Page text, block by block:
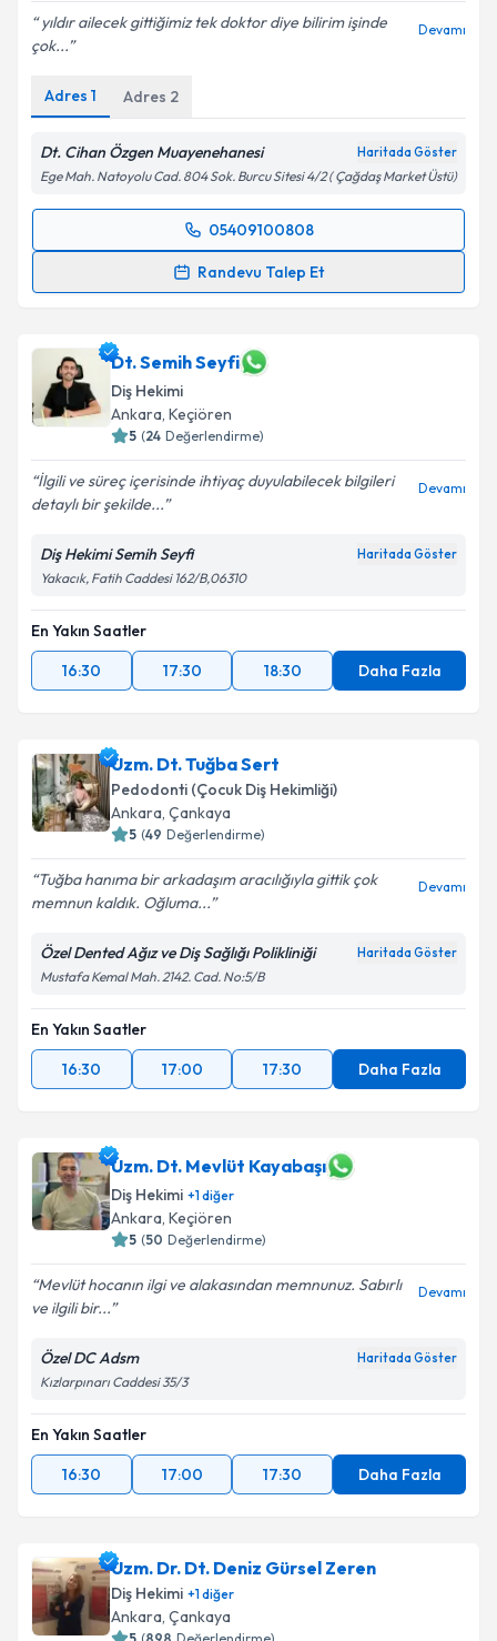
kapsamda işlenmesini kabul ediyorum.
Takvim Talebini Gönder
yıldır ailecek gittiğimiz tek doktor diye bilirim işinde
çok...
Devamı
Adres 1 Adres 2
Dt. Cihan Özgen Muayenehanesi Haritada Göster
Ege Mah. Natoyolu Cad. 804 Sok. Burcu Sitesi 4/2 ( Çağdaş Market Üstü)
05409100808
Randevu Talep Et
Randevu Takvimi Talebi
takvim hazırlandığında e-posta ile bilgilendireceğiz.
E-posta Adresiniz
Kişisel verilerimin işlenmesine ilişkin
kapsamda işlenmesini kabul ediyorum.
Dt. Semih Seyfi
Diş Hekimi
Ankara, Keçiören
5 (24 Değerlendirme)
İlgili ve süreç içerisinde ihtiyaç duyulabilecek bilgileri
detaylı bir şekilde...
Devamı
Diş Hekimi Semih Seyfi Haritada Göster
Yakacık, Fatih Caddesi 162/B,06310
En Yakın Saatler
16:30
17:30 18:30 Daha Fazla
Uzm. Dt. Tuğba Sert
Pedodonti (Çocuk Diş Hekimliği)
Ankara, Çankaya
5 (49 Değerlendirme)
Tuğba hanıma bir arkadaşım aracılığıyla gittik çok
memnun kaldık. Oğluma...
Devamı
Özel Dented Ağız ve Diş Sağlığı Polikliniği Haritada Göster
Mustafa Kemal Mah. 2142. Cad. No:5/B
En Yakın Saatler
16:30
17:00 17:30 Daha Fazla
Uzm. Dt. Mevlüt Kayabaşı
Diş Hekimi +1diğer
Ankara, Keçiören
5 (50 Değerlendirme)
Mevlüt hocanın ilgi ve alakasından memnunuz. Sabırlı
ve ilgili bir...
Devamı
Özel DC Adsm Haritada Göster
Kızlarpınarı Caddesi 35/3
En Yakın Saatler
16:30
17:00 17:30 Daha Fazla
Uzm. Dr. Dt. Deniz Gürsel Zeren
Diş Hekimi +1diğer
Ankara, Çankaya